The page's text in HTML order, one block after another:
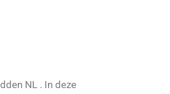
NL . In deze